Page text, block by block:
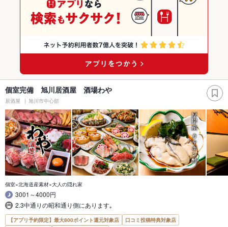
個室完備 旭川居酒屋 酒場わや
居酒屋 旭川市中心部
個室×北海道産素材×大人の隠れ家
3001～4000円
2.3中通りの昭和通り側にあります｡
【アプリ予約限定】最大800ポイント還元対象店
口コミ投稿特典対象店